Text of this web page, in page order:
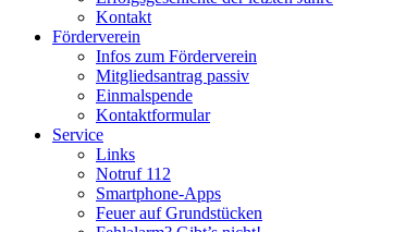
Kontakt
Förderverein
Infos zum Förderverein
Mitgliedsantrag passiv
Einmalspende
Kontaktformular
Service
Links
Notruf 112
Smartphone-Apps
Feuer auf Grundstücken